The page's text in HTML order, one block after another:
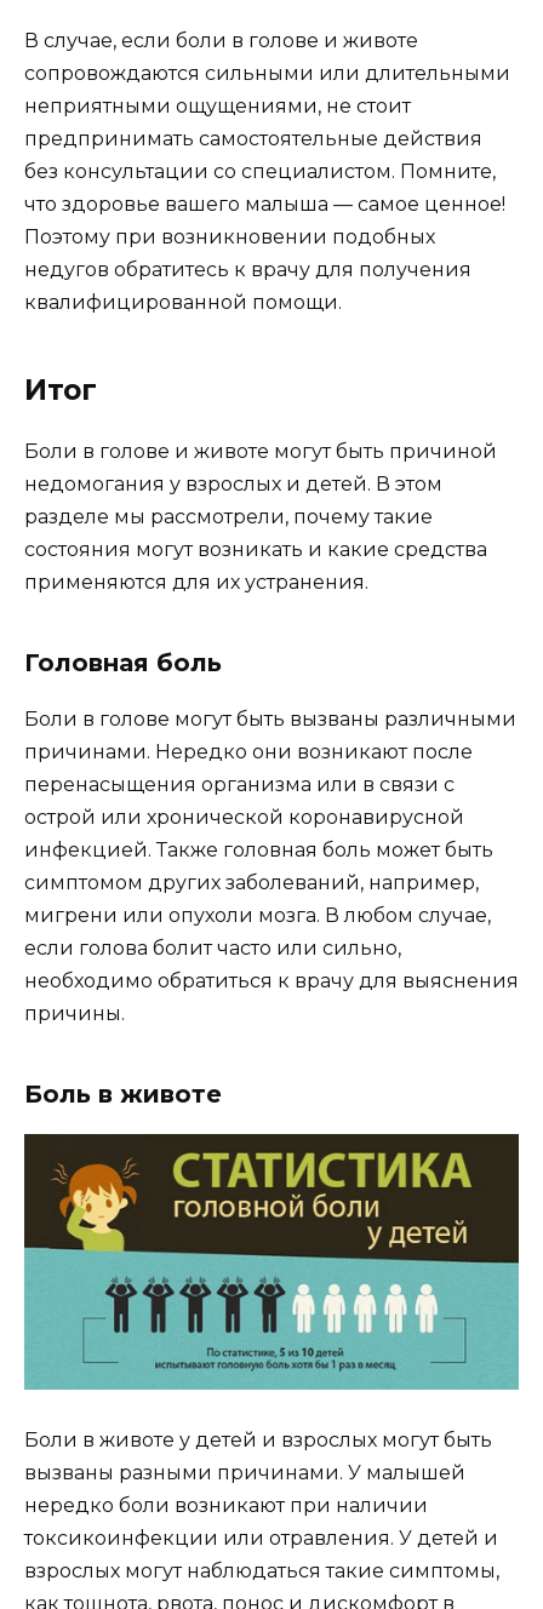
В случае, если боли в голове и животе
сопровождаются сильными или длительными
неприятными ощущениями, не стоит
предпринимать самостоятельные действия
без консультации со специалистом. Помните,
что здоровье вашего малыша — самое ценное!
Поэтому при возникновении подобных
недугов обратитесь к врачу для получения
квалифицированной помощи.
Итог
Боли в голове и животе могут быть причиной
недомогания у взрослых и детей. В этом
разделе мы рассмотрели, почему такие
состояния могут возникать и какие средства
применяются для их устранения.
Головная боль
Боли в голове могут быть вызваны различными
причинами. Нередко они возникают после
перенасыщения организма или в связи с
острой или хронической коронавирусной
инфекцией. Также головная боль может быть
симптомом других заболеваний, например,
мигрени или опухоли мозга. В любом случае,
если голова болит часто или сильно,
необходимо обратиться к врачу для выяснения
причины.
Боль в животе
Боли в животе у детей и взрослых могут быть
вызваны разными причинами. У малышей
нередко боли возникают при наличии
токсикоинфекции или отравления. У детей и
взрослых могут наблюдаться такие симптомы,
как тошнота, рвота, понос и дискомфорт в